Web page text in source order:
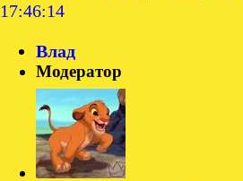
17:46:14
Влад
Модератор